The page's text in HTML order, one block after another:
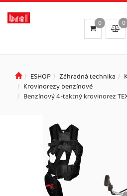
0
0
ESHOP Záhradná technika
Krovinorezy benzínové
Benzínový 4-taktný krovinorez